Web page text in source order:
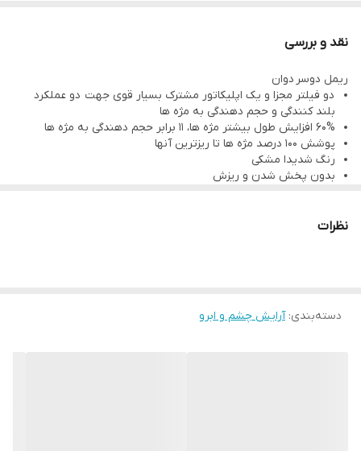
ضد اشک
ضد آلرژی و التهاب
ضد ریزش و سیاهی زیر چشم
دارای دو سر مجزا:
بدون سرب، مواد شیمیایی و مواد مضر
نقد و بررسی
ریمل دوسر دوان
دو فیلتر مجزا و یک اپلیکاتور مشترک بسیار قوی جهت دو عملکرد
بلند کنندگی و حجم دهندگی به مژه ها
60% افزایش طول بیشتر مژه ها، 11 برابر حجم دهندگی به مژه ها
پوشش 100 درصد مژه ها تا ریزترین آنها
رنگ شدیدا مشکی
بدون پخش شدن و ریزش
کاملا گیاهی و ضدحساسیت
نظرات
دسته‌بندی:آرایش چشم و ابرو